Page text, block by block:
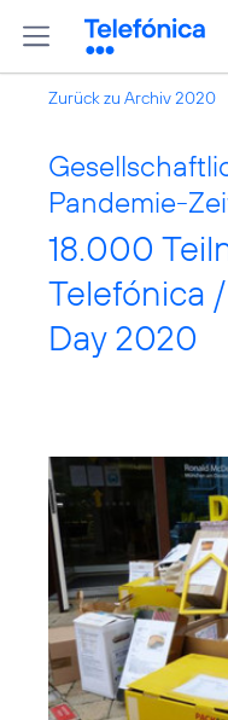
Zurück zu Archiv 2020
Pandemie-
18.000
Telefónica
Day 2020